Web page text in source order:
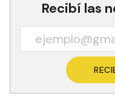
Recibí las